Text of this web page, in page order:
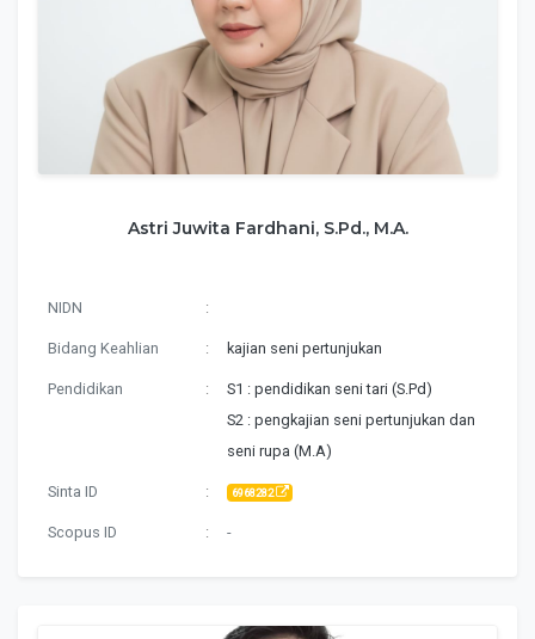
Astri Juwita Fardhani, S.Pd., M.A.
NIDN :
Bidang Keahlian : kajian seni pertunjukan
Pendidikan :
S1 : pendidikan seni tari (S.Pd)
S2 : pengkajian seni pertunjukan dan
seni rupa (M.A)
Sinta ID : 6968282
Scopus ID : -